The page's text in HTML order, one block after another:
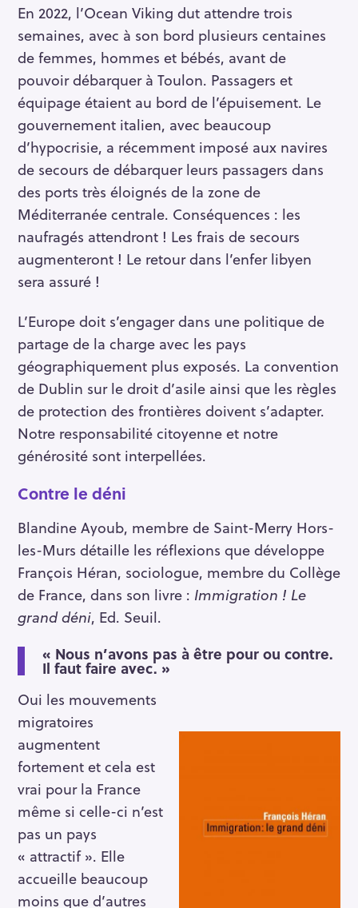
En 2022, l’Ocean Viking dut attendre trois
semaines, avec à son bord plusieurs centaines
de femmes, hommes et bébés, avant de
pouvoir débarquer à Toulon. Passagers et
équipage étaient au bord de l’épuisement. Le
gouvernement italien, avec beaucoup
d’hypocrisie, a récemment imposé aux navires
de secours de débarquer leurs passagers dans
des ports très éloignés de la zone de
Méditerranée centrale. Conséquences : les
naufragés attendront ! Les frais de secours
augmenteront ! Le retour dans l’enfer libyen
sera assuré !
L’Europe doit s’engager dans une politique de
partage de la charge avec les pays
géographiquement plus exposés. La convention
de Dublin sur le droit d’asile ainsi que les règles
de protection des frontières doivent s’adapter.
Notre responsabilité citoyenne et notre
générosité sont interpellées.
Contre le déni
Blandine Ayoub, membre de Saint-Merry Hors-
les-Murs détaille les réflexions que développe
François Héran, sociologue, membre du Collège
de France, dans son livre : Immigration ! Le
grand déni, Ed. Seuil.
« Nous n’avons pas à être pour ou contre.
Il faut faire avec. »
Oui les mouvements
migratoires
augmentent
fortement et cela est
vrai pour la France
même si celle-ci n’est
pas un pays
« attractif ». Elle
accueille beaucoup
moins que d’autres